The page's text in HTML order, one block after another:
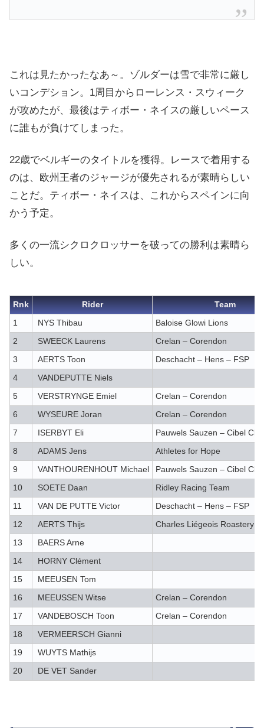
これは見たかったなあ～。ゾルダーは雪で非常に厳し
いコンデション。1周目からローレンス・スウィーク
が攻めたが、最後はティボー・ネイスの厳しいペース
に誰もが負けてしまった。
22歳でベルギーのタイトルを獲得。レースで着用する
のは、欧州王者のジャージが優先されるが素晴らしい
ことだ。ティボー・ネイスは、これからスペインに向
かう予定。
多くの一流シクロクロッサーを破っての勝利は素晴ら
しい。
Rnk Rider Team
1 NYS Thibau Baloise Glowi Lions
2 SWEECK Laurens Crelan – Corendon
3 AERTS Toon Deschacht – Hens – FSP
4 VANDEPUTTE Niels
5 VERSTRYNGE Emiel Crelan – Corendon
6 WYSEURE Joran Crelan – Corendon
7 ISERBYT Eli Pauwels Sauzen – Cibel
8 ADAMS Jens Athletes for Hope
9 VANTHOURENHOUT Michael Pauwels Sauzen – Cibel
10 SOETE Daan Ridley Racing Team
11 VAN DE PUTTE Victor Deschacht – Hens – FSP
12 AERTS Thijs Charles Liégeois Roastery
13 BAERS Arne
14 HORNY Clément
15 MEEUSEN Tom
16 MEEUSSEN Witse Crelan – Corendon
17 VANDEBOSCH Toon Crelan – Corendon
18 VERMEERSCH Gianni
19 WUYTS Mathijs
20 DE VET Sander